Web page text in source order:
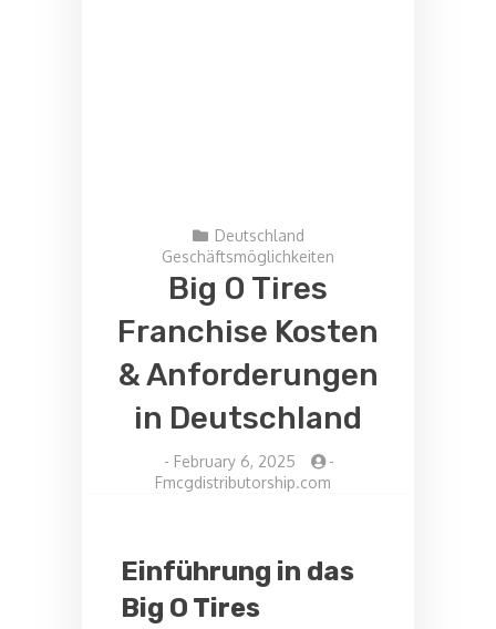
Deutschland
Geschäftsmöglichkeiten
Big O Tires
Franchise Kosten
& Anforderungen
in Deutschland
- February 6, 2025
-
Fmcgdistributorship.com
Einführung in das
Big O Tires